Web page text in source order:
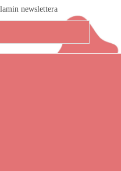
newslettera